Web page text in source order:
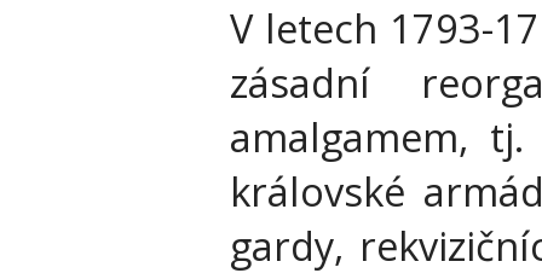
V letech 1793-
zásadní
amalgamem,
královské
gardy,